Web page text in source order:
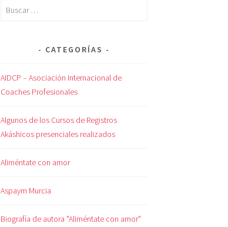
CATEGORÍAS
AIDCP – Asociación Internacional de
Coaches Profesionales
Algunos de los Cursos de Registros
Akáshicos presenciales realizados
Aliméntate con amor
Aspaym Murcia
Biografía de autora "Aliméntate con amor"